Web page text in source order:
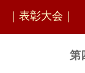
｜表彰大会｜
第